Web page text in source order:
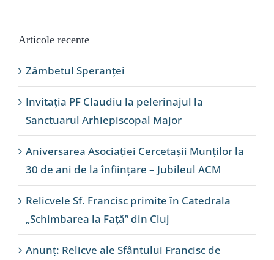
Articole recente
Zâmbetul Speranței
Invitația PF Claudiu la pelerinajul la
Sanctuarul Arhiepiscopal Major
Aniversarea Asociației Cercetașii Munților la
30 de ani de la înființare – Jubileul ACM
Relicvele Sf. Francisc primite în Catedrala
„Schimbarea la Față” din Cluj
Anunț: Relicve ale Sfântului Francisc de